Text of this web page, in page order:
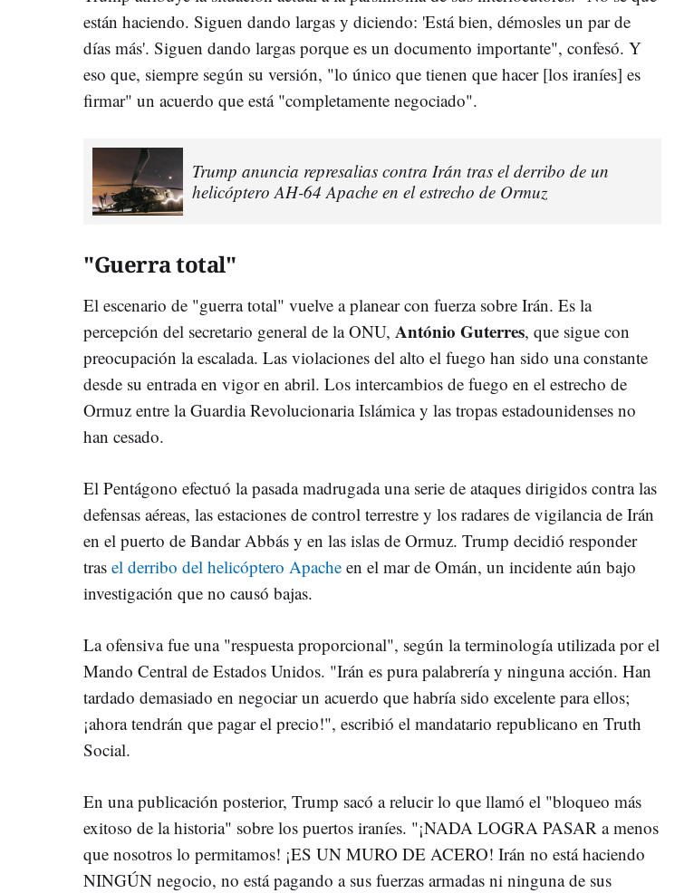
están haciendo. Siguen dando largas y diciendo: 'Está bien, démosles un par de
días más'. Siguen dando largas porque es un documento importante", confesó. Y
eso que, siempre según su versión, "lo único que tienen que hacer [los iraníes] es
firmar" un acuerdo que está "completamente negociado".
Trump anuncia represalias contra Irán tras el derribo de un
helicóptero AH-64 Apache en el estrecho de Ormuz
"Guerra total"
El escenario de "guerra total" vuelve a planear con fuerza sobre Irán. Es la
percepción del secretario general de la ONU, António Guterres, que sigue con
preocupación la escalada. Las violaciones del alto el fuego han sido una constante
desde su entrada en vigor en abril. Los intercambios de fuego en el estrecho de
Ormuz entre la Guardia Revolucionaria Islámica y las tropas estadounidenses no
han cesado.
El Pentágono efectuó la pasada madrugada una serie de ataques dirigidos contra las
defensas aéreas, las estaciones de control terrestre y los radares de vigilancia de Irán
en el puerto de Bandar Abbás y en las islas de Ormuz. Trump decidió responder
tras el derribo del helicóptero Apache en el mar de Omán, un incidente aún bajo
investigación que no causó bajas.
La ofensiva fue una "respuesta proporcional", según la terminología utilizada por el
Mando Central de Estados Unidos. "Irán es pura palabrería y ninguna acción. Han
tardado demasiado en negociar un acuerdo que habría sido excelente para ellos;
¡ahora tendrán que pagar el precio!", escribió el mandatario republicano en Truth
Social.
En una publicación posterior, Trump sacó a relucir lo que llamó el "bloqueo más
exitoso de la historia" sobre los puertos iraníes. "¡NADA LOGRA PASAR a menos
que nosotros lo permitamos! ¡ES UN MURO DE ACERO! Irán no está haciendo
NINGÚN negocio, no está pagando a sus fuerzas armadas ni ninguna de sus